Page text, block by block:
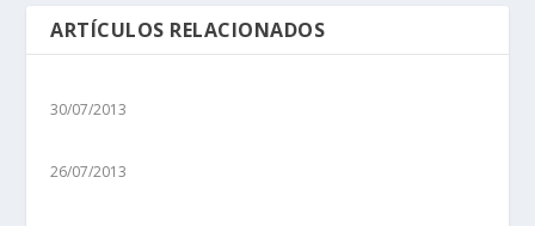
ARTÍCULOS RELACIONADOS
30/07/2013
26/07/2013